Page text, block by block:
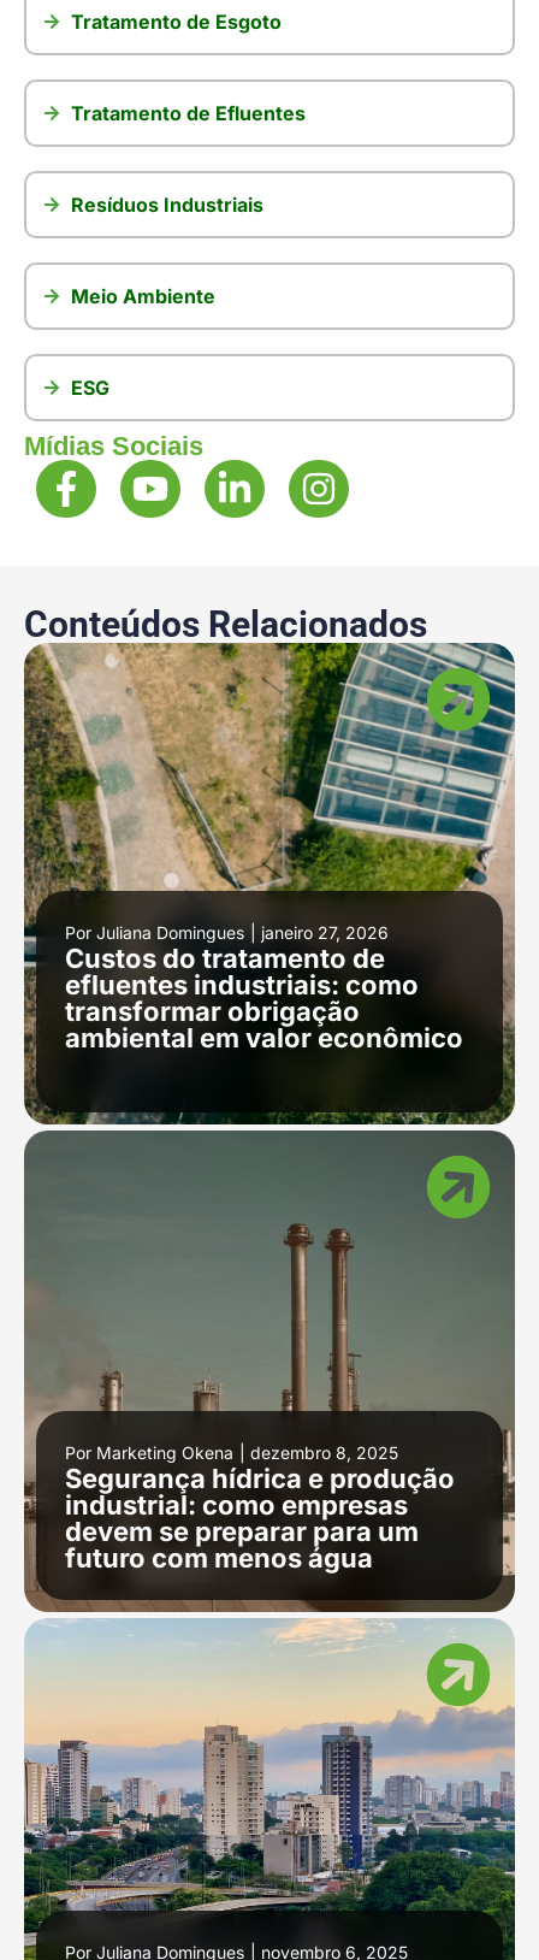
Tratamento de Esgoto
Tratamento de Efluentes
Resíduos Industriais
Meio Ambiente
ESG
Mídias Sociais
Conteúdos Relacionados
Por Juliana Domingues janeiro 27, 2026
Custos do tratamento de
efluentes industriais: como
transformar obrigação
ambiental em valor econômico
Por Marketing Okena dezembro 8, 2025
Segurança hídrica e produção
industrial: como empresas
devem se preparar para um
futuro com menos água
Por Juliana Domingues novembro 6, 2025